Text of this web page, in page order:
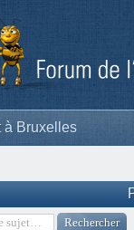
à Bruxelles